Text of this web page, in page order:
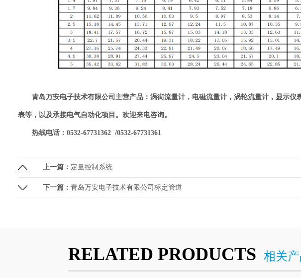
青岛万安电子技术有限公司主营产品：涡街流量计，电磁流量计，涡轮流量计，显示
表等，以及承接电气自动化项目。欢迎来电咨询。
热线电话：0532-67731362 /0532-67731361
上一篇： 定量控制系统
下一篇： 青岛万安电子技术有限公司标定管道
RELATED PRODUCTS 相关